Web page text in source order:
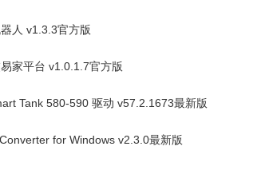
人 v1.3.3官方版
家平台 v1.0.1.7官方版
Tank 580-590 驱动 v57.2.1673最新版
for Windows v2.3.0最新版